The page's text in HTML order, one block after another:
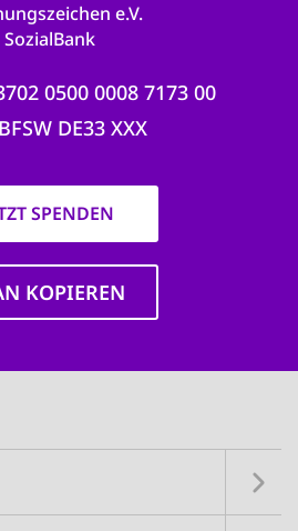
e.V.
SozialBank
0500 0008 7173 00
BFSW DE33 XXX
SPENDEN
KOPIEREN